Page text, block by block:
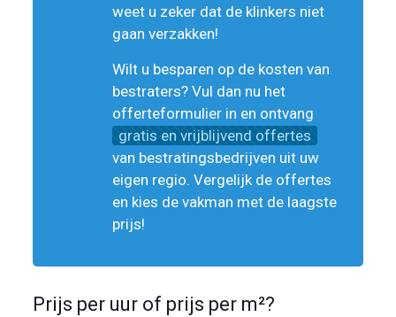
weet u zeker dat de klinkers niet
gaan verzakken!
Wilt u besparen op de kosten van
bestraters? Vul dan nu het
offerteformulier in en ontvang
gratis en vrijblijvend offertes
van bestratingsbedrijven uit uw
eigen regio. Vergelijk de offertes
en kies de vakman met de laagste
prijs!
Prijs per uur of prijs per m²?